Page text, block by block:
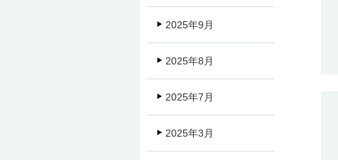
2025年9月
2025年8月
2025年7月
2025年3月